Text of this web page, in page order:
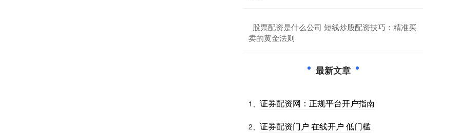
​股票配资是什么公司 短线炒股配资技巧：精准买
卖的黄金法则
最新文章
1、 证券配资网：正规平台开户指南
2、 证券配资门户 在线开户 低门槛